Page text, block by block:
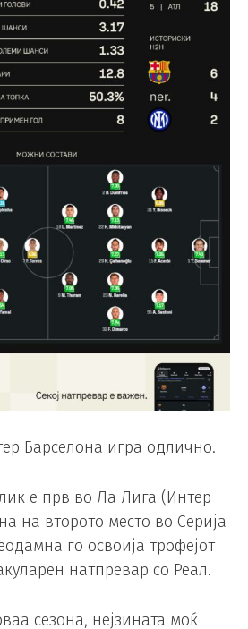
Барселона игра одлично.
е прв во Ла Лига (Интер
на второто место во Серија
го освоија трофејот
натпревар со Реал.
сезона, нејзината моќ